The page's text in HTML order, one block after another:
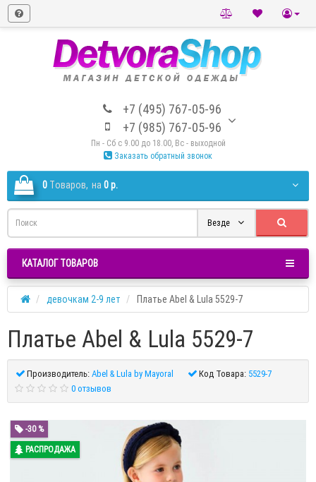
+7 (495) 767-05-96
+7 (985) 767-05-96
Пн - Сб с 9.00 до 18.00, Вс - выходной
Заказать обратный звонок
0 Tоваров, на 0 р.
Везде
КАТАЛОГ ТОВАРОВ
девочкам 2-9 лет Платье Abel & Lula 5529-7
Платье Abel & Lula 5529-7
Производитель:Abel & Lula by Mayoral Код Товара: 5529-7
0 отзывов
-30 %
РАСПРОДАЖА